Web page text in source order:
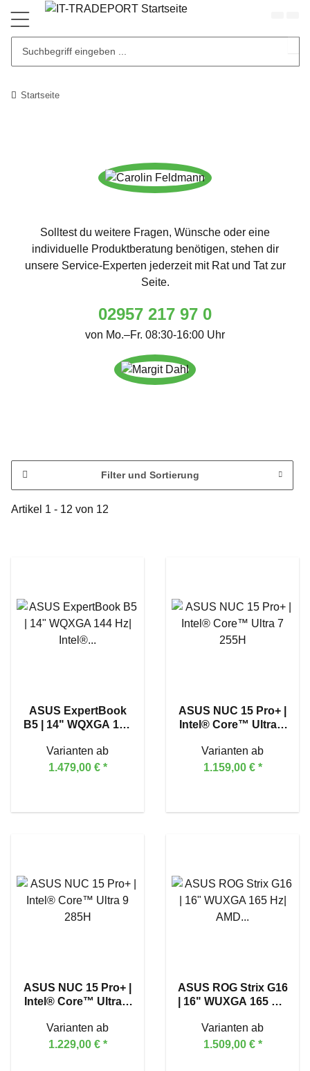
Startseite
Solltest du weitere Fragen, Wünsche oder eine
individuelle Produktberatung benötigen, stehen dir
unsere Service-Experten jederzeit mit Rat und Tat zur
Seite.
02957 217 97 0
von Mo.–Fr. 08:30-16:00 Uhr
Filter und Sortierung
Artikel 1 - 12 von 12
ASUS ExpertBook
B5 | 14" WQXGA 144
Ultra 7 255H
Varianten ab
1.479,00 € *
ASUS NUC 15 Pro+ |
Intel® Core™ Ultra 7
Varianten ab
1.159,00 € *
ASUS NUC 15 Pro+ |
Intel® Core™ Ultra 9
Varianten ab
1.229,00 € *
ASUS ROG Strix G16
| 16" WUXGA 165 Hz|
8940HX | GeForce
RTX™ 5060
Varianten ab
1.509,00 € *